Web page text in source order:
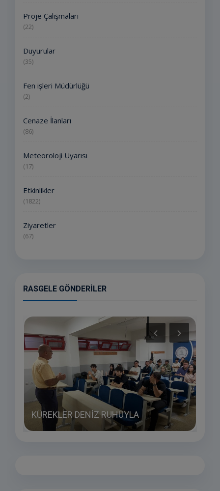
Proje Çalışmaları
(22)
Duyurular
(35)
Fen işleri Müdürlüğü
(2)
Cenaze İlanları
(86)
Meteoroloji Uyarısı
(17)
Etkinlikler
(1822)
Ziyaretler
(67)
RASGELE GÖNDERILER
KÜREKLER DENİZ RUHUYLA